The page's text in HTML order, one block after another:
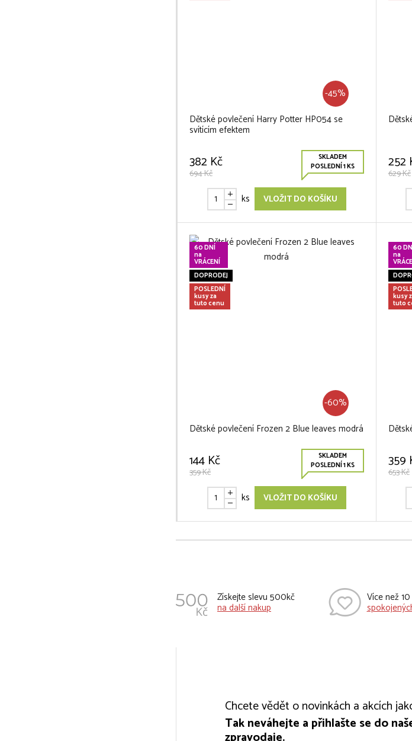
-45%
Dětské povlečení Harry Potter HP054 se
svítícím efektem
382 Kč
694 Kč
SKLADEM
POSLEDNÍ 1 KS
ks VLOŽIT DO KOŠÍKU
252
629 Kč
60 DNÍ
na
VRÁCENÍ
DOPRODEJ
POSLEDNÍ
kusy za
tuto cenu
-60%
Dětské povlečení Frozen 2 Blue leaves modrá
144 Kč
359 Kč
SKLADEM
POSLEDNÍ 1 KS
ks VLOŽIT DO KOŠÍKU
60
na
kusy
tuto
359
653 Kč
Získejte slevu 500kč
na další nakup
Více než
Chcete vědět o novinkách a akcích
Tak neváhejte a přihlašte se do